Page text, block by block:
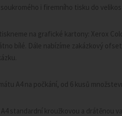
i firemního tisku do
na grafické kartony: Xerox
bílé. Dále nabízíme zakázkový
A4 na počkání, od 6 kusů
standardní kroužkovou a drátěnou